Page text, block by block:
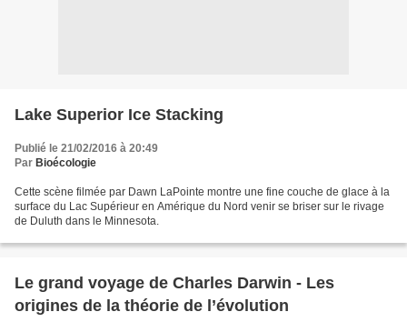
Lake Superior Ice Stacking
Publié le 21/02/2016 à 20:49
Par Bioécologie
Cette scène filmée par Dawn LaPointe montre une fine couche de glace à la
surface du Lac Supérieur en Amérique du Nord venir se briser sur le rivage
de Duluth dans le Minnesota.
Le grand voyage de Charles Darwin - Les
origines de la théorie de l’évolution